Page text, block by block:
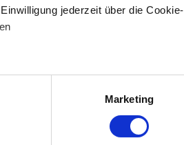
jederzeit über die Cookie-
genau sein können
identifizieren
Sie Ihre Präferenzen imAbschnitt
Marketing